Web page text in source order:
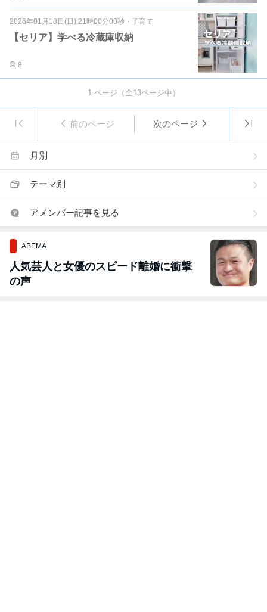
2026年01月18日(日) 21時00分00秒 ・ 子育て
【セリア】学べる冷蔵庫収納
8
1ページ（全13ページ中）
前のページ 次のページ
月別
テーマ別
アメンバー記事を見る
ABEMA
人気芸人と女優のスピード離婚に衝撃
の声